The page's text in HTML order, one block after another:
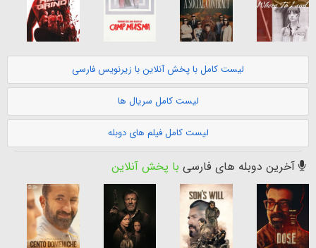
لیست کامل با پخش آنلاین با زیرنویس فارسی
لیست کامل سریال ها
لیست کامل فیلم های دوبله
آخرین دوبله های فارسی با پخش آنلاین